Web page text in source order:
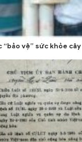
“bảo vệ” sức khỏe